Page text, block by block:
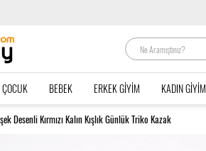
BEBEK ERKEK GIYIM KADIN GIYIM
Desenli Kırmızı Kalın Kışlık Günlük Triko Kazak